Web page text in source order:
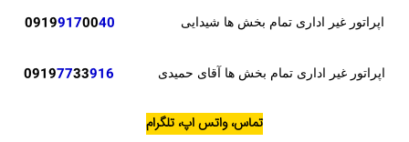
اپراتور غیر اداری تمام بخش ها شیدایی 09199170040
اپراتور غیر اداری تمام بخش ها آقای حمیدی 09197733916
تماس، واتس اپ، تلگرام